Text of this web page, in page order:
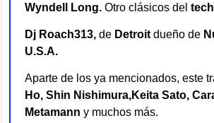
Wyndell Long. Otro clásicos del
Dj Roach313, de Detroit dueño de
U.S.A.
Aparte de los ya mencionados, este
Ho, Shin Nishimura,Keita Sato,
Metamann y muchos más.